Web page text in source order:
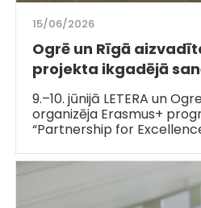
15/06/2026
Ogrē un Rīgā
projekta ikgadējā
9.–10. jūnijā LETERA un
organizēja Erasmus+
“Partnership for